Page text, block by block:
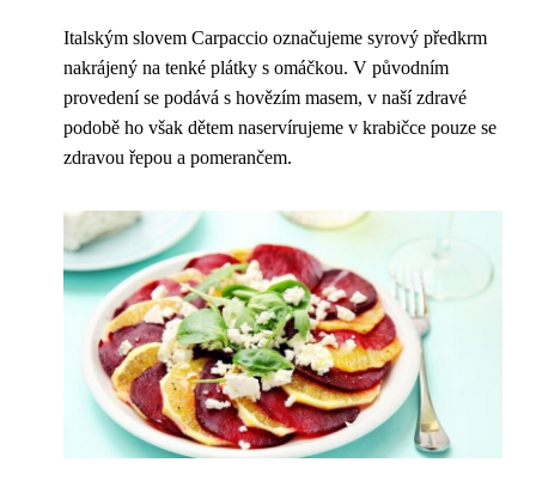
Italským slovem Carpaccio označujeme syrový předkrm
nakrájený na tenké plátky s omáčkou. V původním
provedení se podává s hovězím masem, v naší zdravé
podobě ho však dětem naservírujeme v krabičce pouze se
zdravou řepou a pomerančem.